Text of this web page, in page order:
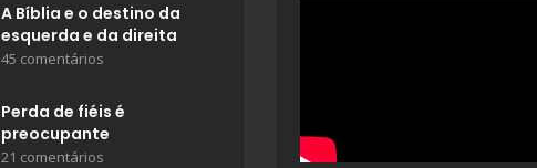
A Bíblia e o destino da
esquerda e da direita
45 comentários
Perda de fiéis é
preocupante
21 comentários